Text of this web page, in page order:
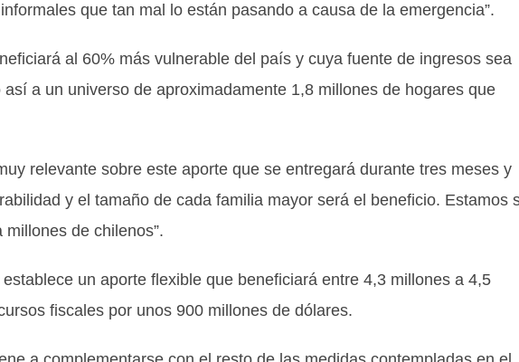
que tan mal lo están pasando a causa de la emergencia”.
al 60% más vulnerable del país y cuya fuente de ingresos sea
a un universo de aproximadamente 1,8 millones de hogares que
relevante sobre este aporte que se entregará durante tres meses y
y el tamaño de cada familia mayor será el beneficio. Estamos
de chilenos”.
un aporte flexible que beneficiará entre 4,3 millones a 4,5
fiscales por unos 900 millones de dólares.